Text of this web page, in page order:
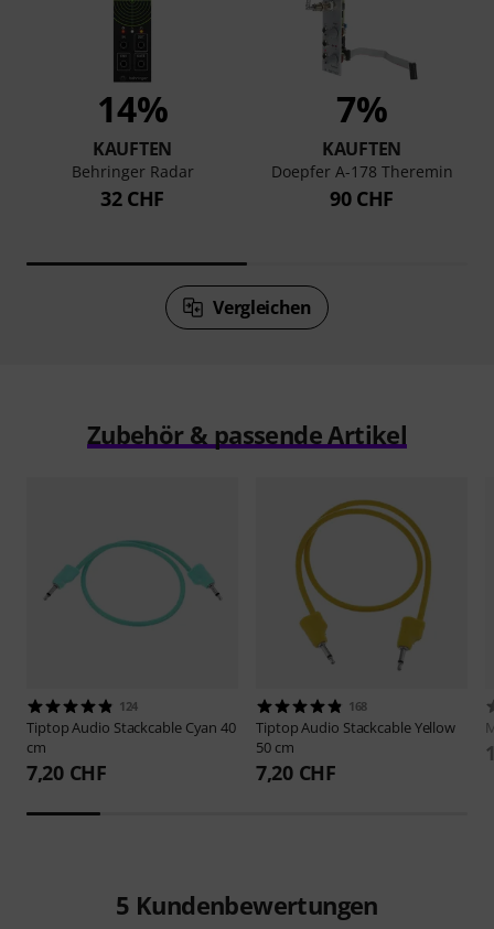
14%
KAUFTEN
Behringer Radar
32 CHF
7%
KAUFTEN
Doepfer A-178 Theremin
90 CHF
Vergleichen
Zubehör & passende Artikel
124
Tiptop Audio Stackcable Cyan 40
cm
7,20 CHF
168
Tiptop Audio Stackcable Yellow
50 cm
7,20 CHF
5 Kundenbewertungen